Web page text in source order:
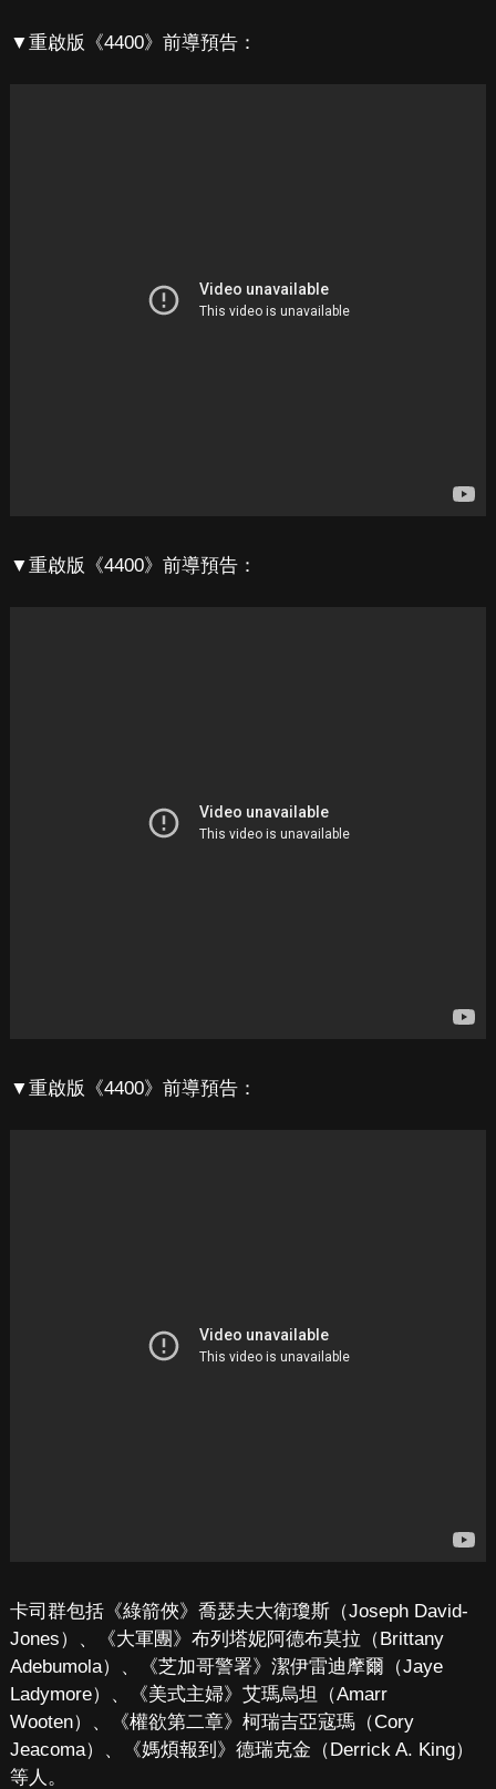
▼重啟版《4400》前導預告：
▼重啟版《4400》前導預告：
▼重啟版《4400》前導預告：
卡司群包括《綠箭俠》喬瑟夫大衛瓊斯（Joseph David-
Jones）、《大軍團》布列塔妮阿德布莫拉（Brittany
Adebumola）、《芝加哥警署》潔伊雷迪摩爾（Jaye
Ladymore）、《美式主婦》艾瑪烏坦（Amarr
Wooten）、《權欲第二章》柯瑞吉亞寇瑪（Cory
Jeacoma）、《媽煩報到》德瑞克金（Derrick A. King）
等人。